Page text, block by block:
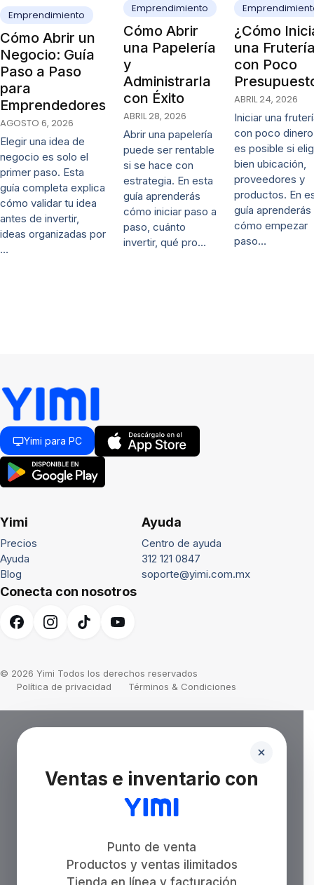
Emprendimiento
Cómo Abrir un
Negocio: Guía
Paso a Paso
para
Emprendedores
AGOSTO 6, 2026
Elegir una idea de
negocio es solo el
primer paso. Esta
guía completa explica
cómo validar tu idea
antes de invertir,
ideas organizadas por
…
Emprendimiento
Cómo Abrir
una Papelería
y
Administrarla
con Éxito
ABRIL 28, 2026
Abrir una papelería
puede ser rentable
si se hace con
estrategia. En esta
guía aprenderás
cómo iniciar paso a
paso, cuánto
invertir, qué pro…
¿Cómo
una
con Poco
ABRIL 24, 2026
Iniciar una
con poco dinero
es posible si
bien ubicación,
proveedores y
productos. En
guía aprenderás
cómo empezar
paso…
Yimi para PC
Yimi
Precios
Ayuda
Blog
Ayuda
Centro de ayuda
312 121 0847
soporte@yimi.com.mx
Conecta con nosotros
© 2026 Yimi Todos los derechos reservados
Política de privacidad
Términos & Condiciones
Ventas e inventario con
Punto de venta
Productos y ventas ilimitados
Tienda en línea y facturación